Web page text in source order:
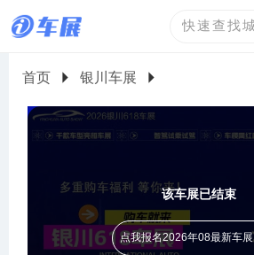
首页 银川车展
该车展已结束
点我报名2026年08最新车展